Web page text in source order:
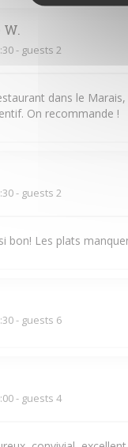
W
- guests 2
dans le
On recommande !
- guests 2
bon! Les plats
- guests 6
- guests 4